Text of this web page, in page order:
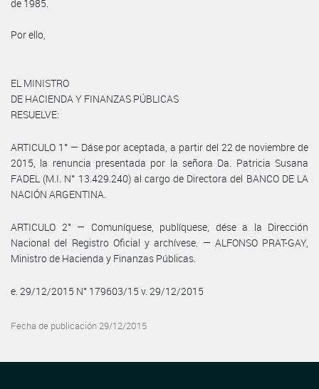
de 1985.
Por ello,
EL MINISTRO
DE HACIENDA Y FINANZAS PÚBLICAS
RESUELVE:
ARTICULO 1° — Dáse por aceptada, a partir del 22 de noviembre de
2015, la renuncia presentada por la señora Da. Patricia Susana
FADEL (M.I. N° 13.429.240) al cargo de Directora del BANCO DE LA
NACIÓN ARGENTINA.
ARTICULO 2° — Comuníquese, publíquese, dése a la Dirección
Nacional del Registro Oficial y archívese. — ALFONSO PRAT-GAY,
Ministro de Hacienda y Finanzas Públicas.
e. 29/12/2015 N° 179603/15 v. 29/12/2015
Fecha de publicación 29/12/2015